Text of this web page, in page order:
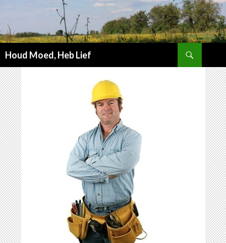
Houd Moed, Heb Lief
NAAR
INHOUD